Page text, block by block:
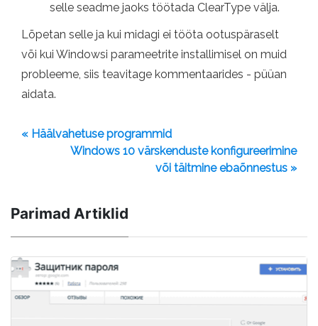
selle seadme jaoks töötada ClearType välja.
Lõpetan selle ja kui midagi ei tööta ootuspäraselt
või kui Windowsi parameetrite installimisel on muid
probleeme, siis teavitage kommentaarides - püüan
aidata.
« Häälvahetuse programmid
Windows 10 värskenduste konfigureerimine
või täitmine ebaõnnestus »
Parimad Artiklid